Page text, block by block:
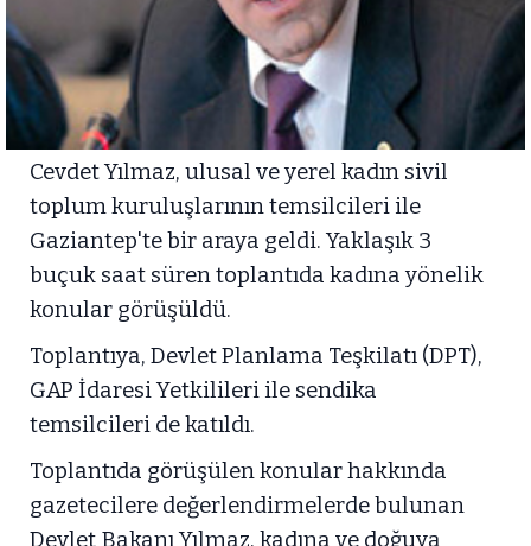
Cevdet Yılmaz, ulusal ve yerel kadın sivil
toplum kuruluşlarının temsilcileri ile
Gaziantep'te bir araya geldi. Yaklaşık 3
buçuk saat süren toplantıda kadına yönelik
konular görüşüldü.
Toplantıya, Devlet Planlama Teşkilatı (DPT),
GAP İdaresi Yetkilileri ile sendika
temsilcileri de katıldı.
Toplantıda görüşülen konular hakkında
gazetecilere değerlendirmelerde bulunan
Devlet Bakanı Yılmaz, kadına ve doğuya